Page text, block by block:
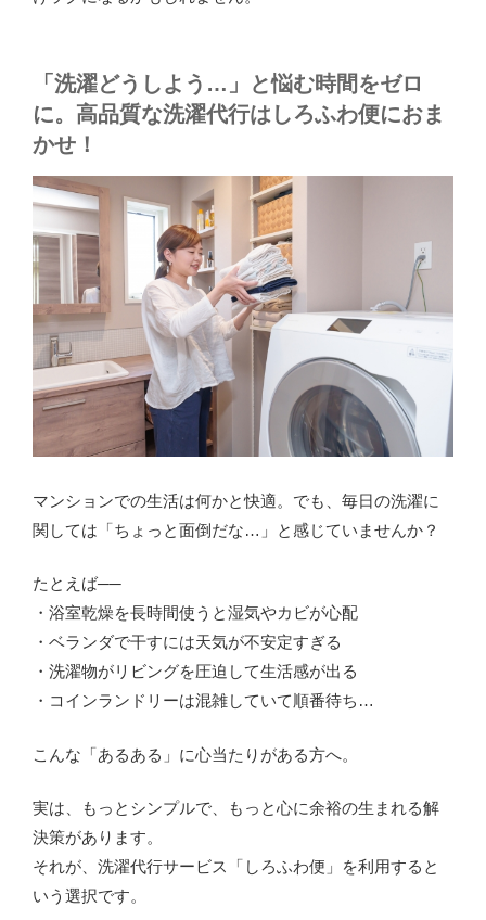
「洗濯どうしよう…」と悩む時間をゼロ
に。高品質な洗濯代行はしろふわ便におま
かせ！
マンションでの生活は何かと快適。でも、毎日の洗濯に
関しては「ちょっと面倒だな…」と感じていませんか？
たとえば──
・浴室乾燥を長時間使うと湿気やカビが心配
・ベランダで干すには天気が不安定すぎる
・洗濯物がリビングを圧迫して生活感が出る
・コインランドリーは混雑していて順番待ち…
こんな「あるある」に心当たりがある方へ。
実は、もっとシンプルで、もっと心に余裕の生まれる解
決策があります。
それが、洗濯代行サービス「しろふわ便」を利用すると
いう選択です。